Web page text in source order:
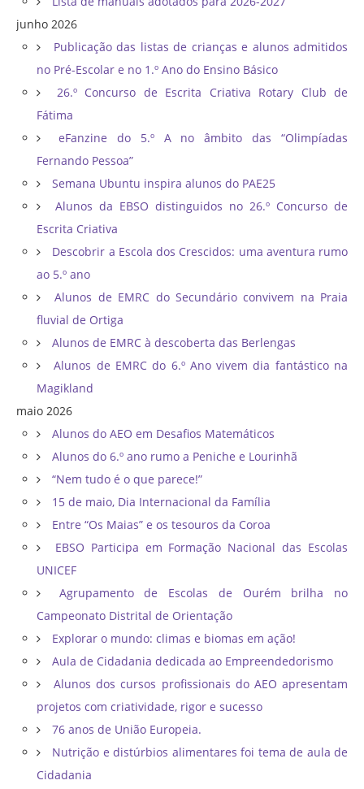
junho 2026
Publicação das listas de crianças e alunos admitidos
no Pré-Escolar e no 1.º Ano do Ensino Básico
26.º Concurso de Escrita Criativa Rotary Club de
Fátima
eFanzine do 5.º A no âmbito das “Olimpíadas
Fernando Pessoa”
Semana Ubuntu inspira alunos do PAE25
Alunos da EBSO distinguidos no 26.º Concurso de
Escrita Criativa
Descobrir a Escola dos Crescidos: uma aventura rumo
ao 5.º ano
Alunos de EMRC do Secundário convivem na Praia
fluvial de Ortiga
Alunos de EMRC à descoberta das Berlengas
Alunos de EMRC do 6.º Ano vivem dia fantástico na
Magikland
maio 2026
Alunos do AEO em Desafios Matemáticos
Alunos do 6.º ano rumo a Peniche e Lourinhã
“Nem tudo é o que parece!”
15 de maio, Dia Internacional da Família
Entre “Os Maias” e os tesouros da Coroa
EBSO Participa em Formação Nacional das Escolas
UNICEF
Agrupamento de Escolas de Ourém brilha no
Campeonato Distrital de Orientação ​
Explorar o mundo: climas e biomas em ação!
Aula de Cidadania dedicada ao Empreendedorismo
Alunos dos cursos profissionais do AEO apresentam
projetos com criatividade, rigor e sucesso
76 anos de União Europeia.
Nutrição e distúrbios alimentares foi tema de aula de
Cidadania